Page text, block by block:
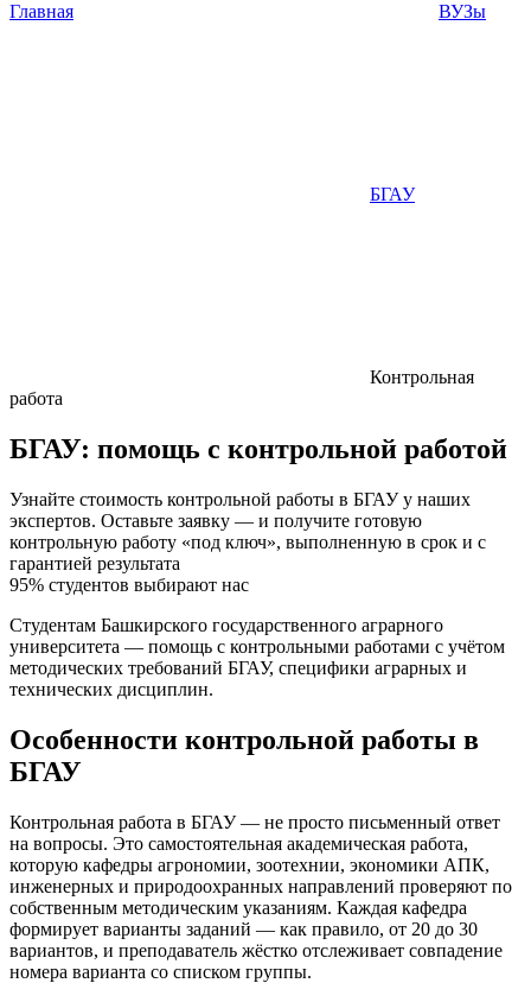
Главная ВУЗы
БГАУ
Контрольная
работа
БГАУ: помощь с контрольной работой
Узнайте стоимость контрольной работы в БГАУ у наших
экспертов. Оставьте заявку — и получите готовую
контрольную работу «под ключ», выполненную в срок и с
гарантией результата
95% студентов выбирают нас
Студентам Башкирского государственного аграрного
университета — помощь с контрольными работами с учётом
методических требований БГАУ, специфики аграрных и
технических дисциплин.
Особенности контрольной работы в
БГАУ
Контрольная работа в БГАУ — не просто письменный ответ
на вопросы. Это самостоятельная академическая работа,
которую кафедры агрономии, зоотехнии, экономики АПК,
инженерных и природоохранных направлений проверяют по
собственным методическим указаниям. Каждая кафедра
формирует варианты заданий — как правило, от 20 до 30
вариантов, и преподаватель жёстко отслеживает совпадение
номера варианта со списком группы.